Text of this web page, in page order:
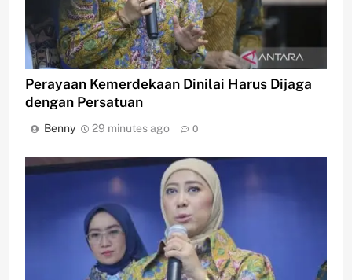
Perayaan Kemerdekaan Dinilai Harus Dijaga
dengan Persatuan
Benny 29 minutes ago 0